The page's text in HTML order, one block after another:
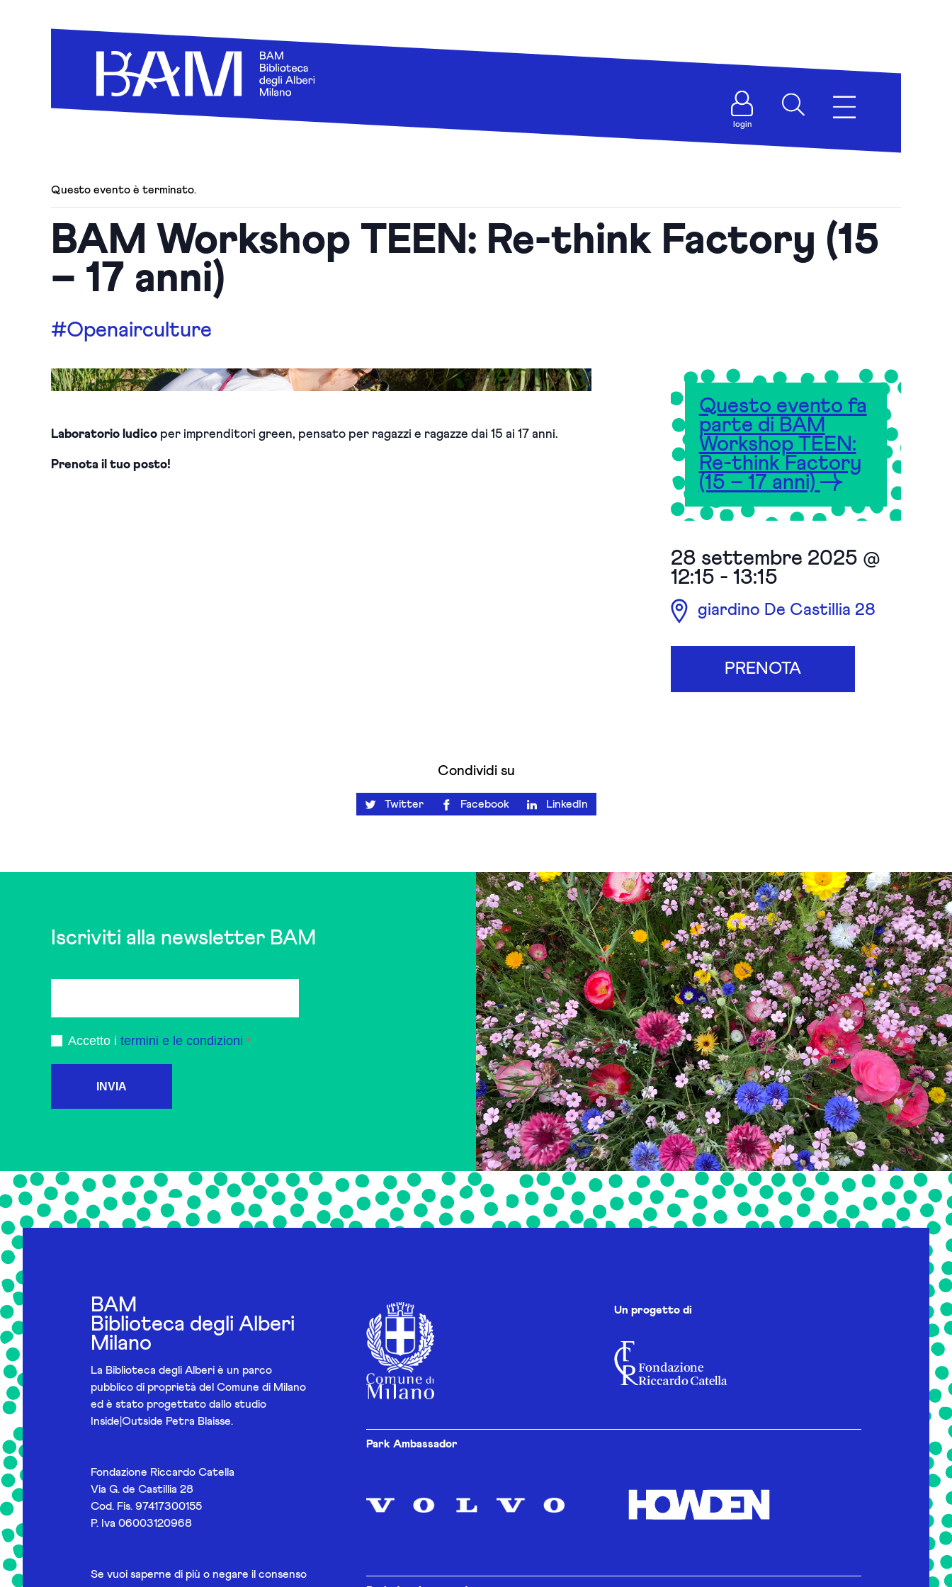
login
Questo evento è terminato.
BAM Workshop TEEN: Re-think Factory (15
– 17 anni)
#Openairculture
Laboratorio ludico per imprenditori green, pensato per ragazzi e ragazze dai 15 ai 17 anni.
Prenota il tuo posto!
Questo evento fa
parte di BAM
Workshop TEEN:
Re-think Factory
(15 – 17 anni)
28 settembre 2025 @
12:15 - 13:15
giardino De Castillia 28
PRENOTA
Condividi su
Twitter Facebook LinkedIn
Iscriviti alla newsletter BAM
Accetto i termini e le condizioni
INVIA
BAM
Biblioteca degli Alberi
Milano
La Biblioteca degli Alberi è un parco
pubblico di proprietà del Comune di Milano
ed è stato progettato dallo studio
Inside|Outside Petra Blaisse.
Fondazione Riccardo Catella
Via G. de Castillia 28
Cod. Fis. 97417300155
P. Iva 06003120968
Se vuoi saperne di più o negare il consenso
Un progetto di
Park Ambassador